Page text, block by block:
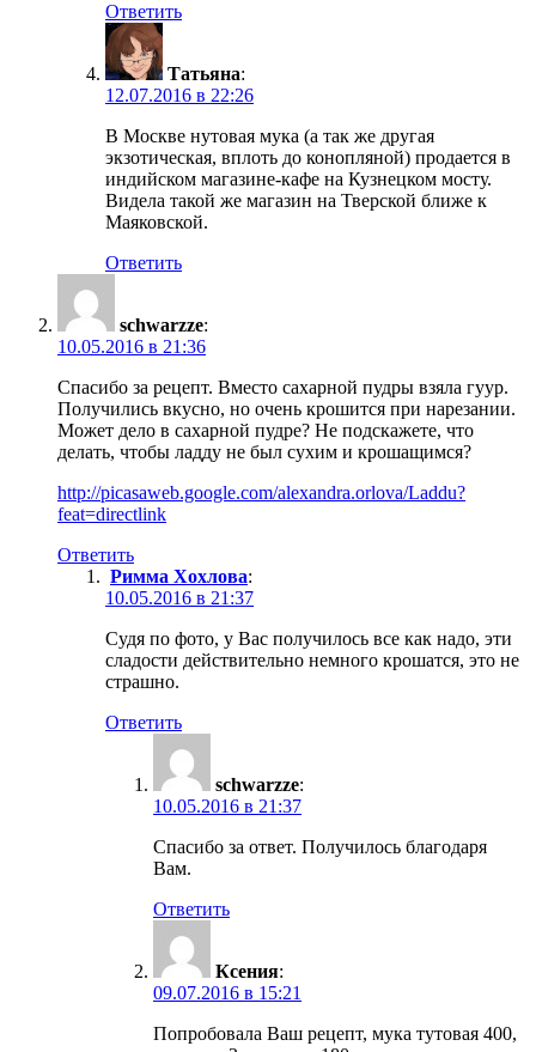
Ответить
Татьяна:
12.07.2016 в 22:26
В Москве нутовая мука (а так же другая
экзотическая, вплоть до конопляной) продается в
индийском магазине-кафе на Кузнецком мосту.
Видела такой же магазин на Тверской ближе к
Маяковской.
Ответить
schwarzze:
10.05.2016 в 21:36
Спасибо за рецепт. Вместо сахарной пудры взяла гуур.
Получились вкусно, но очень крошится при нарезании.
Может дело в сахарной пудре? Не подскажете, что
делать, чтобы ладду не был сухим и крошащимся?
http://picasaweb.google.com/alexandra.orlova/Laddu?
feat=directlink
Ответить
Римма Хохлова:
10.05.2016 в 21:37
Судя по фото, у Вас получилось все как надо, эти
сладости действительно немного крошатся, это не
страшно.
Ответить
schwarzze:
10.05.2016 в 21:37
Спасибо за ответ. Получилось благодаря
Вам.
Ответить
Ксения:
09.07.2016 в 15:21
Попробовала Ваш рецепт, мука тутовая 400,